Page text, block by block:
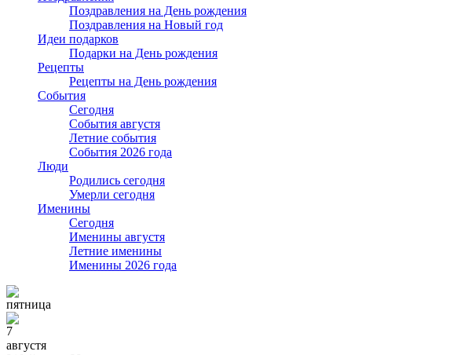
Поздравления на День рождения
Поздравления на Новый год
Идеи подарков
Подарки на День рождения
Рецепты
Рецепты на День рождения
События
Cегодня
События августя
Летние события
События 2026 года
Люди
Родились сегодня
Умерли сегодня
Именины
Cегодня
Именины августя
Летние именины
Именины 2026 года
пятница
7
августя